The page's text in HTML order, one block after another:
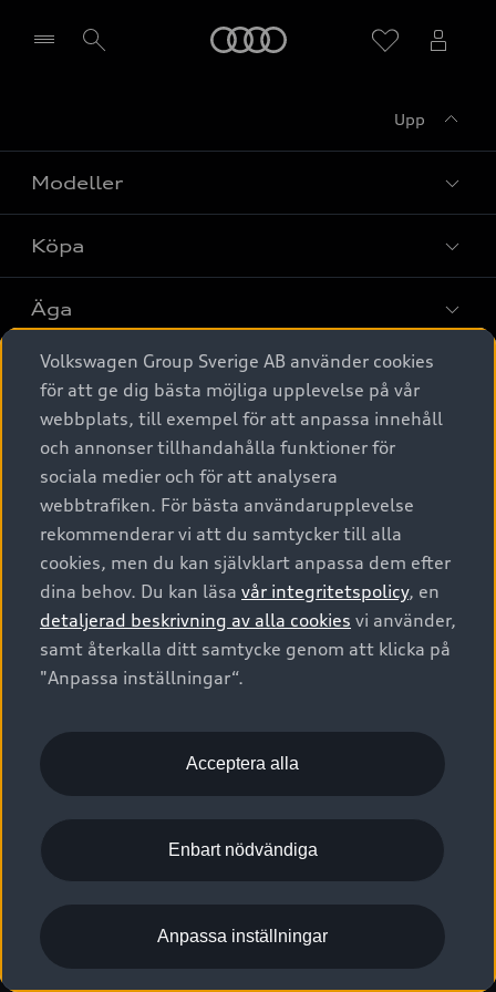
Upp
Modeller
Alla modeller
Elbilar
A6 modellerna
SUV
Avant
Audi Sport
Köpa
Privaterbjudanden
Privatleasing
Nya bilar i lager
Begagnade bilar i lager
Audi approved :plus - så gott som nya
Finansiering
Audi exclusive
Provkörning
Äga
Service & tillbehör
Audi digital services
Originaltillbehör - köp online
Garantier
Försäkring
Digitala manualer för din Audi
Audi Collection – livsstilsartiklar
Vanliga frågor
2G/3G nätet stängs ned - Hur påverkas min bil av detta?
Tjänstebil
Tjänstebil
Business lease online
Företagsleasing
Om Audi Sverige
Kontakta oss
Audi Återförsäljare/-serviceverkstad
myAudi
Pressmeddelanden
Nyhetsbrev
Vårt hållbarhetsarbete
Lediga tjänster huvudkontor
Lediga tjänster hos Audi Återförsäljare
Kommentar till mediauppgifter om dataläcka
© 2026 AUDI SVERIGE. All Rights Reserved.
Utgivare Juridiskt
Juridiskt Audi AG
Juridiskt Audi Digital Giveaway
Anpassa inställningar för cookies
Visselblåsarkanaler
Volkswagen Group Sverige AB använder cookies
för att ge dig bästa möjliga upplevelse på vår
webbplats, till exempel för att anpassa innehåll
och annonser tillhandahålla funktioner för
sociala medier och för att analysera
webbtrafiken. För bästa användarupplevelse
rekommenderar vi att du samtycker till alla
cookies, men du kan självklart anpassa dem efter
dina behov. Du kan läsa vår integritetspolicy, en
detaljerad beskrivning av alla cookies vi använder,
samt återkalla ditt samtycke genom att klicka på
"Anpassa inställningar“.
Acceptera alla
Enbart nödvändiga
Anpassa inställningar